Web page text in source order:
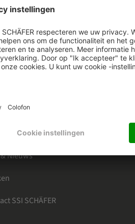
bij SSI SCHÄFER
Nieuwsbrief
Nieuws
SSI SCHÄFER